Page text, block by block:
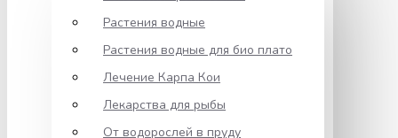
Растения водные
Растения водные для био плато
Лечение Карпа Кои
Лекарства для рыбы
От водорослей в пруду